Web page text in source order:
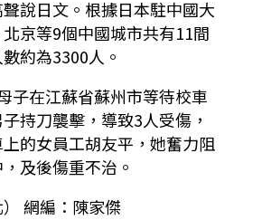
說日文。根據日本駐中國大
京等9個中國城市共有11間
約為3300人。
子在江蘇省蘇州市等待校車
持刀襲擊，導致3人受傷，
的女員工胡友平，她奮力阻
及後傷重不治。
網編：陳家傑